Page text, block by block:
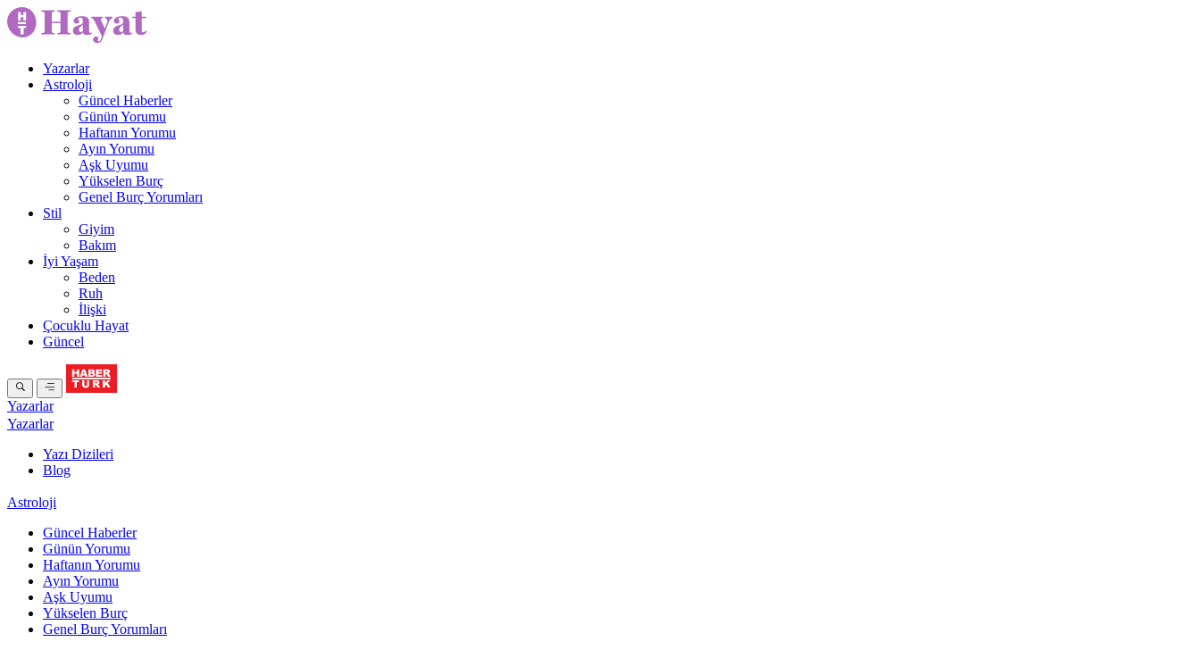
Yazarlar
Astroloji
Güncel Haberler
Günün Yorumu
Haftanın Yorumu
Ayın Yorumu
Aşk Uyumu
Yükselen Burç
Genel Burç Yorumları
Stil
Giyim
Bakım
İyi Yaşam
Beden
Ruh
İlişki
Çocuklu Hayat
Güncel
Yazarlar
Yazarlar
Yazı Dizileri
Blog
Astroloji
Güncel Haberler
Günün Yorumu
Haftanın Yorumu
Ayın Yorumu
Aşk Uyumu
Yükselen Burç
Genel Burç Yorumları